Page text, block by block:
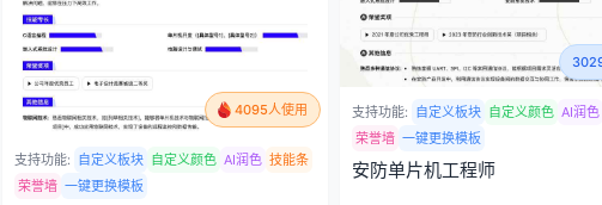
4095人使用
支持功能: 自定义板块 自定义颜色 AI润色 技能条
荣誉墙 一键更换模板
支持功能: 自定义板块 自定义颜色 AI润色
荣誉墙 一键更换模板
安防单片机工程师